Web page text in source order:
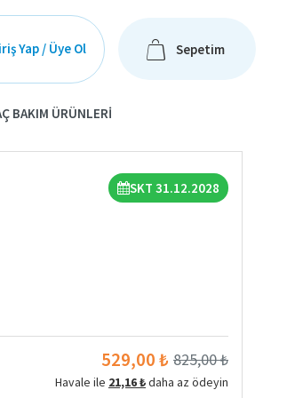
Yap / Üye Ol Sepetim
BAKIM ÜRÜNLERI
SKT 31.12.2028
529,00 ₺ 825,00 ₺
Havale ile 21,16 ₺daha az ödeyin